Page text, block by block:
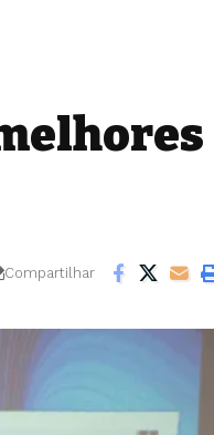
Compartilhar